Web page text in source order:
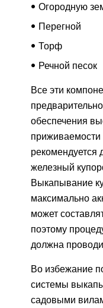
Огородную
Перегной
Торф
Речной песок
Все эти
обеспечения
приживаемости
рекомендуется
железный
Выкапывание
максимально
может
поэтому
должна
Во избежание
системы
садовыми